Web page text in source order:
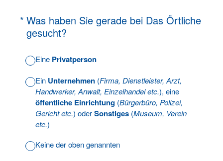
* Was haben Sie gerade bei Das Örtliche
gesucht?
(Erforderlich.)
Eine Privatperson
Ein Unternehmen (Firma, Dienstleister, Arzt,
Handwerker, Anwalt, Einzelhandel etc.), eine
öffentliche Einrichtung (Bürgerbüro, Polizei,
Gericht etc.) oderSonstiges (Museum, Verein
etc.)
Keine der oben genannten